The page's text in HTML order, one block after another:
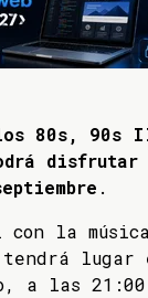
80s, 90s
disfrutar
.
la
tendrá lugar
a las